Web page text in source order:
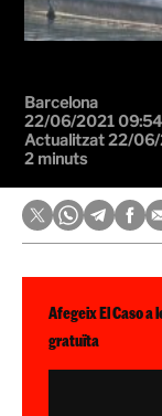
Barcelona
22/06/2021 09:54
Actualitzat 22/
2 minuts
Afegeix El Caso a
gratuïta